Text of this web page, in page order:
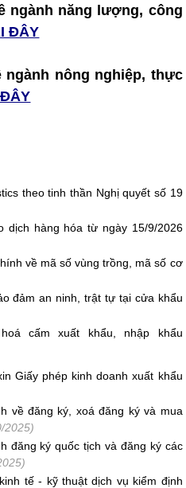
ngành năng lượng, công
ĐÂY
ngành nông nghiệp, thực
theo tinh thần Nghị quyết số 19
dịch hàng hóa từ ngày 15/9/2026
về mã số vùng trồng, mã số cơ
đảm an ninh, trật tự tại cửa khẩu
cấm xuất khẩu, nhập khẩu
Giấy phép kinh doanh xuất khẩu
về đăng ký, xoá đăng ký và mua
2025)
đăng ký quốc tịch và đăng ký các
tế - kỹ thuật dịch vụ kiểm định